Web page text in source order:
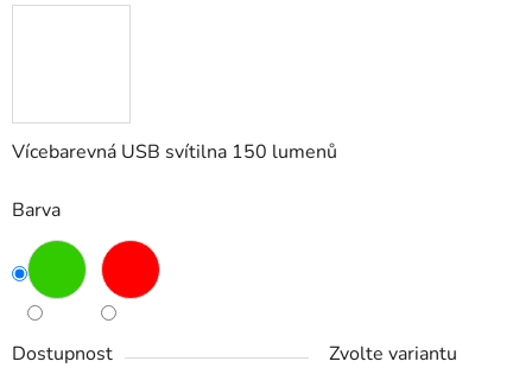
Vícebarevná USB svítilna 150 lumenů
Barva
Dostupnost
Zvolte variantu